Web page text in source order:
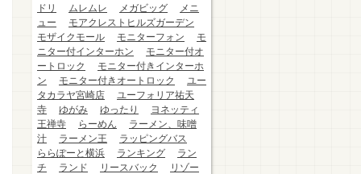
ドリ
ムレムレ メガビッグ
メニ
ュー
モアクレストヒルズガーデン
モザイクモール
モニターフォン
モ
ニター付インターホン
モニター付オ
ートロック
モニター付きインターホ
ン
モニター付きオートロック
ユー
タカラヤ宮崎店
ユーフォリア祐天
寺
ゆがみ ゆったり
ヨネッティ
王禅寺
らーめん
ラーメン、味噌
汁
ラーメン王
ラッピングバス
ららぽーと横浜
ランキング
ラン
チ
ランド リースバック
リゾー